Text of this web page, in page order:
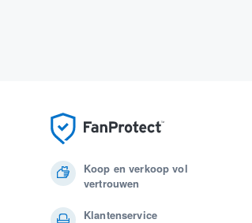
Koop en verkoop vol
vertrouwen
Klantenservice